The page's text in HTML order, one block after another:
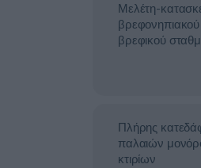
Μελέτη-
βρεφονηπιακού
βρεφικού
Πλήρης
παλαιών
κτιρίων